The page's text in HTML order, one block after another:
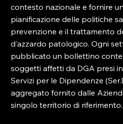
contesto nazionale e fornire
pianificazione delle politiche
prevenzione e il trattamento
d'azzardo patologico. Ogni
pubblicato un bollettino
soggetti affetti da DGA presi
Servizi per le Dipendenze
aggregato fornito dalle
singolo territorio di riferimento.